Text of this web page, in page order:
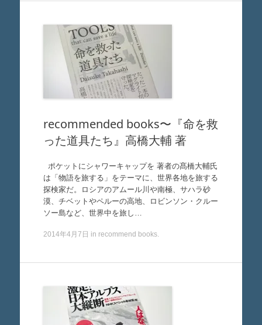
recommended books〜『命を救
った道具たち』高橋大輔 著
ポケットにシャワーキャップを 著者の髙橋大輔氏
は「物語を旅する」をテーマに、世界各地を旅する
探検家だ。ロシアのアムール川や南極、サハラ砂
漠、チベットやペルーの高地、ロビンソン・クルー
ソー島など、世界中を旅し…
2014年4月7日 in recommend books.